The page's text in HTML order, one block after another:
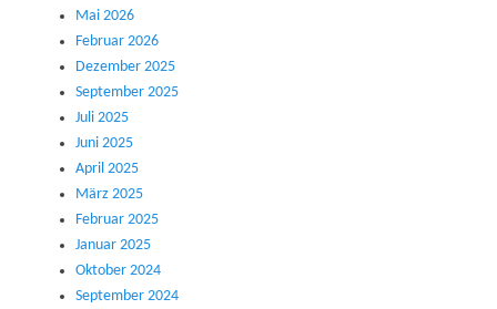
Mai 2026
Februar 2026
Dezember 2025
September 2025
Juli 2025
Juni 2025
April 2025
März 2025
Februar 2025
Januar 2025
Oktober 2024
September 2024